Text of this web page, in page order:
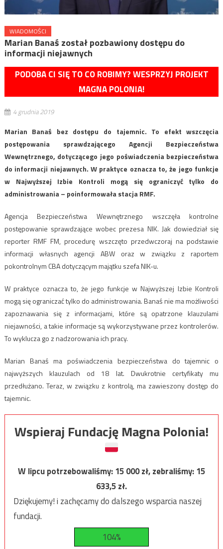
WIADOMOŚCI
Marian Banaś został pozbawiony dostępu do
informacji niejawnych
PODOBA CI SIĘ TO CO ROBIMY? WESPRZYJ PROJEKT
MAGNA POLONIA!
4 grudnia 2019
Marian Banaś bez dostępu do tajemnic. To efekt wszczęcia
postępowania sprawdzającego Agencji Bezpieczeństwa
Wewnętrznego, dotyczącego jego poświadczenia bezpieczeństwa
do informacji niejawnych. W praktyce oznacza to, że jego funkcje
w Najwyższej Izbie Kontroli mogą się ograniczyć tylko do
administrowania – poinformowała stacja RMF.
Agencja Bezpieczeństwa Wewnętrznego wszczęła kontrolne
postępowanie sprawdzające wobec prezesa NIK. Jak dowiedział się
reporter RMF FM, procedurę wszczęto przedwczoraj na podstawie
informacji własnych agencji ABW oraz w związku z raportem
pokontrolnym CBA dotyczącym majątku szefa NIK-u.
W praktyce oznacza to, że jego funkcje w Najwyższej Izbie Kontroli
mogą się ograniczać tylko do administrowania. Banaś nie ma możliwości
zapoznawania się z informacjami, które są opatrzone klauzulami
niejawności, a takie informacje są wykorzystywane przez kontrolerów.
To wyklucza go z nadzorowania ich pracy.
Marian Banaś ma poświadczenia bezpieczeństwa do tajemnic o
najwyższych klauzulach od 18 lat. Dwukrotnie certyfikaty mu
przedłużano. Teraz, w związku z kontrolą, ma zawieszony dostęp do
tajemnic.
Wspieraj Fundację Magna Polonia!
W lipcu potrzebowaliśmy:15 000zł, zebraliśmy:15
633,5zł.
Dziękujemy! i zachęcamy do dalszego wsparcia naszej
fundacji.
104%